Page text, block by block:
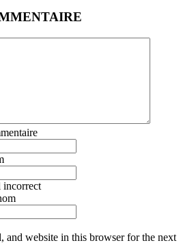
incorrect
and website in this browser for the next